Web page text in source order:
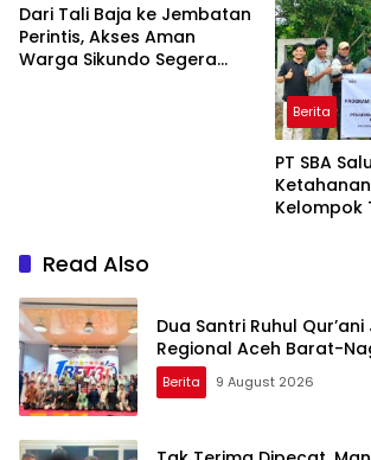
Dari Tali Baja ke Jembatan
Perintis, Akses Aman
Warga Sikundo Segera
Berita
PT SBA
Kelompok
Read Also
Dua Santri Ruhul Qur’ani
Regional Aceh Barat-
Berita 9 August 2026